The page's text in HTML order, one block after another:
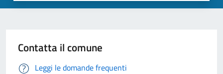
Contatta il comune
Leggi le domande frequenti